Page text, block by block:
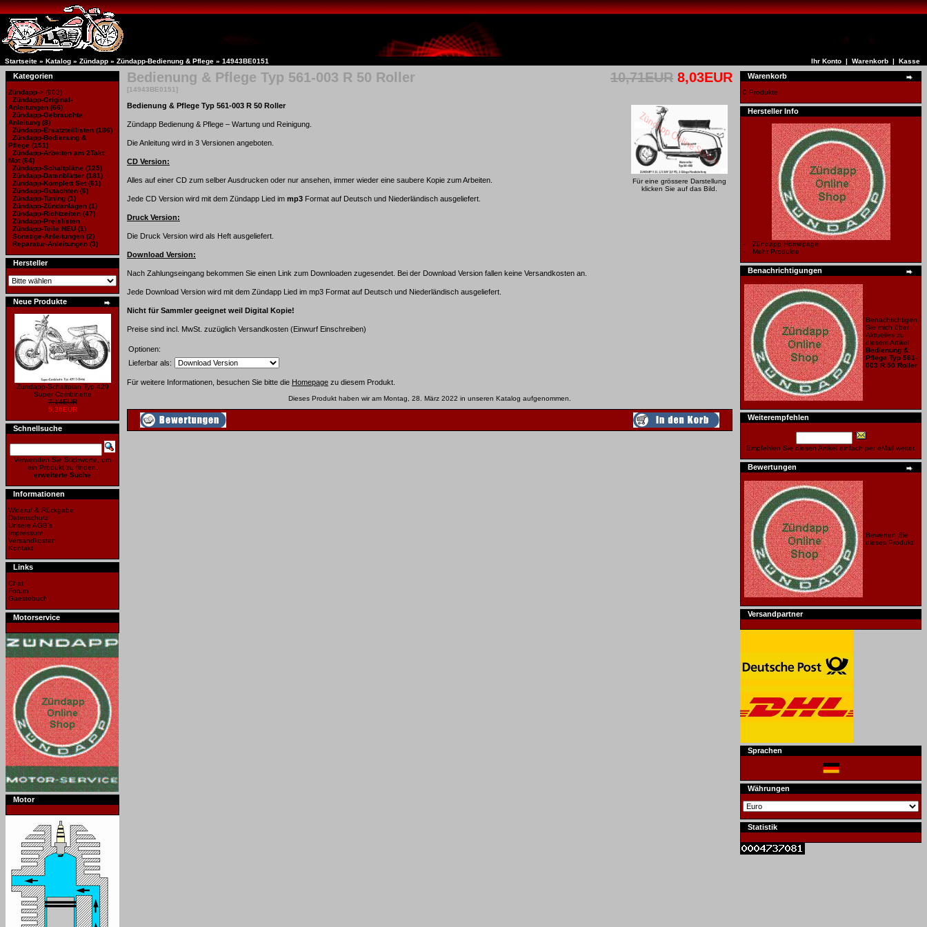
Startseite » Katalog » Zündapp » Zündapp-Bedienung & Pflege » 14943BE0151 Ihr Konto | Warenkorb | Kasse
Kategorien
Zündapp-> (903)
Zündapp-Original-
Anleitungen (66)
Zündapp-Gebrauchte
Anleitung (8)
Zündapp-Ersatzteillisten (186)
Zündapp-Bedienung &
Pflege (151)
Zündapp-Arbeiten am 2Takt
Mot (64)
Zündapp-Schaltpläne (125)
Zündapp-Datenblätter (181)
Zündapp-Komplett Set (61)
Zündapp-Gutachten (6)
Zündapp-Tuning (1)
Zündapp-Zündanlagen (1)
Zündapp-Richtzeiten (47)
Zündapp-Preislisten
Zündapp-Teile NEU (1)
Sonstige-Anleitungen (2)
Reparatur-Anleitungen (3)
Hersteller
Neue Produkte
Zündapp-Schaltplan Typ 429
Super Combinette
7,14EUR
5,36EUR
Schnellsuche
Verwenden Sie Stichworte, um
ein Produkt zu finden.
erweiterte Suche
Informationen
Wideruf & Rückgabe
Datenschutz
Unsere AGB's
Impressum
Versandkosten
Kontakt
Links
Chat
Forum
Gaestebuch
Motorservice
Motor
Bedienung & Pflege Typ 561-003 R 50 Roller
[14943BE0151]
10,71EUR 8,03EUR
Für eine grössere Darstellung
klicken Sie auf das Bild.
Bedienung & Pflege Typ 561-003 R 50 Roller
Zündapp Bedienung & Pflege – Wartung und Reinigung.
Die Anleitung wird in 3 Versionen angeboten.
CD Version:
Alles auf einer CD zum selber Ausdrucken oder nur ansehen, immer wieder eine saubere Kopie zum Arbeiten.
Jede CD Version wird mit dem Zündapp Lied im mp3 Format auf Deutsch und Niederländisch ausgeliefert.
Druck Version:
Die Druck Version wird als Heft ausgeliefert.
Download Version:
Nach Zahlungseingang bekommen Sie einen Link zum Downloaden zugesendet. Bei der Download Version fallen keine Versandkosten an.
Jede Download Version wird mit dem Zündapp Lied im mp3 Format auf Deutsch und Niederländisch ausgeliefert.
Nicht für Sammler geeignet weil Digital Kopie!
Preise sind incl. MwSt. zuzüglich Versandkosten (Einwurf Einschreiben)
Optionen:
Lieferbar als:
Für weitere Informationen, besuchen Sie bitte die Homepage zu diesem Produkt.
Dieses Produkt haben wir am Montag, 28. März 2022 in unseren Katalog aufgenommen.
Warenkorb
0 Produkte
Hersteller Info
-
Zündapp Homepage
-
Mehr Produkte
Benachrichtigungen
Benachrichtigen
Sie mich über
Aktuelles zu
diesem Artikel
Bedienung &
Pflege Typ 561-
003 R 50 Roller
Weiterempfehlen
Empfehlen Sie diesen Artikel einfach per eMail weiter.
Bewertungen
Bewerten Sie
dieses Produkt!
Versandpartner
Sprachen
Währungen
Statistik